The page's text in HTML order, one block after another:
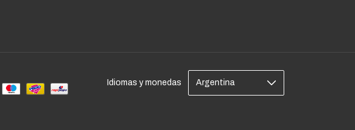
Idiomas y monedas